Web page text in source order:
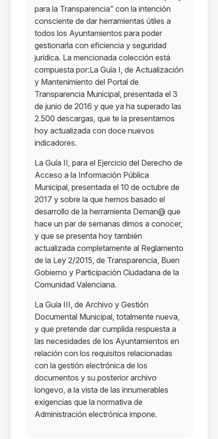
para la Transparencia” con la intención
consciente de dar herramientas útiles a
todos los Ayuntamientos para poder
gestionarla con eficiencia y seguridad
jurídica. La mencionada colección está
compuesta por:La Guía I, de Actualización
y Mantenimiento del Portal de
Transparencia Municipal, presentada el 3
de junio de 2016 y que ya ha superado las
2.500 descargas, que te la presentamos
hoy actualizada con doce nuevos
indicadores.
La Guía II, para el Ejercicio del Derecho de
Acceso a la Información Pública
Municipal, presentada el 10 de octubre de
2017 y sobre la que hemos basado el
desarrollo de la herramienta Deman@ que
hace un par de semanas dimos a conocer,
y que se presenta hoy también
actualizada completamente al Reglamento
de la Ley 2/2015, de Transparencia, Buen
Gobierno y Participación Ciudadana de la
Comunidad Valenciana.
La Guía III, de Archivo y Gestión
Documental Municipal, totalmente nueva,
y que pretende dar cumplida respuesta a
las necesidades de los Ayuntamientos en
relación con los requisitos relacionadas
con la gestión electrónica de los
documentos y su posterior archivo
longevo, a la vista de las innumerables
exigencias que la normativa de
Administración electrónica impone.